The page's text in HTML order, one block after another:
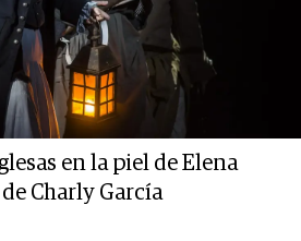
en la piel de Elena
Charly García